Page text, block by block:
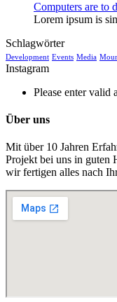
Computers are to
Lorem ipsum is
Schlagwörter
Development Events Media
Instagram
Please enter valid
Über uns
Mit über 10 Jahren
Projekt bei uns in guten
wir fertigen alles nach